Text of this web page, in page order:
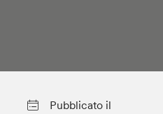
Pubblicato il